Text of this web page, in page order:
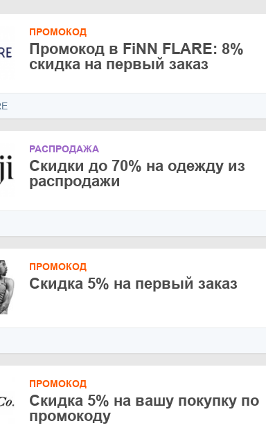
ПРОМОКОД
Промокод в FiNN FLARE: 8%
скидка на первый заказ
РАСПРОДАЖА
Скидки до 70% на одежду из
распродажи
ПРОМОКОД
Скидка 5% на первый заказ
ПРОМОКОД
Скидка 5% на вашу покупку по
промокоду